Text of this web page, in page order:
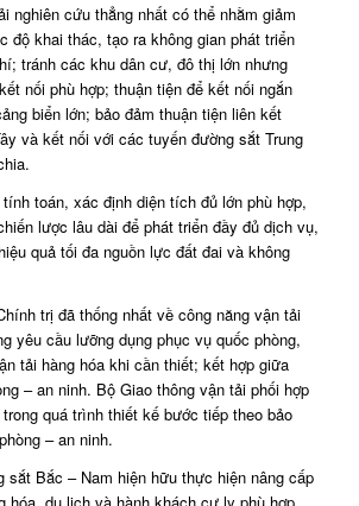
nghiên cứu thẳng nhất có thể nhằm giảm
độ khai thác, tạo ra không gian phát triển
tránh các khu dân cư, đô thị lớn nhưng
nối phù hợp; thuận tiện để kết nối ngắn
biển lớn; bảo đảm thuận tiện liên kết
và kết nối với các tuyến đường sắt Trung
toán, xác định diện tích đủ lớn phù hợp,
lược lâu dài để phát triển đầy đủ dịch vụ,
quả tối đa nguồn lực đất đai và không
trị đã thống nhất về công năng vận tải
yêu cầu lưỡng dụng phục vụ quốc phòng,
tải hàng hóa khi cần thiết; kết hợp giữa
– an ninh. Bộ Giao thông vận tải phối hợp
quá trình thiết kế bước tiếp theo bảo
– an ninh.
sắt Bắc – Nam hiện hữu thực hiện nâng cấp